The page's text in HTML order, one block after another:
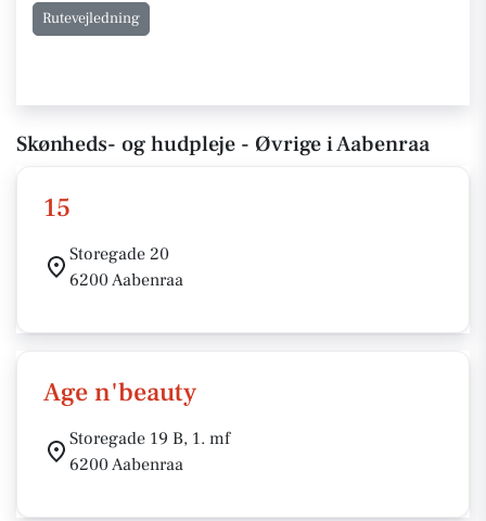
Rutevejledning
Skønheds- og hudpleje - Øvrige i Aabenraa
15
Storegade 20
6200 Aabenraa
Age n'beauty
Storegade 19 B, 1. mf
6200 Aabenraa